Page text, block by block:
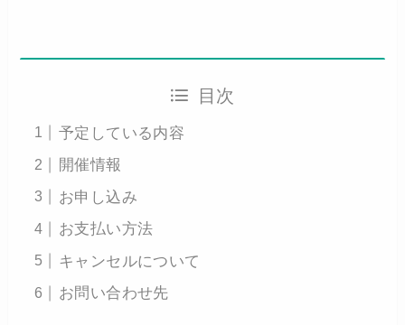
目次
予定している内容
開催情報
お申し込み
お支払い方法
キャンセルについて
お問い合わせ先